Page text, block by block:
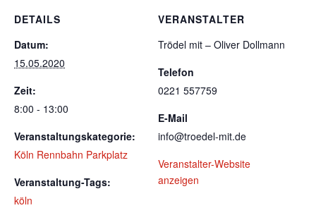
DETAILS
Datum:
15.05.2020
Zeit:
8:00 - 13:00
Veranstaltungskategorie:
Köln Rennbahn Parkplatz
Veranstaltung-Tags:
köln
VERANSTALTER
Trödel mit – Oliver Dollmann
Telefon
0221 557759
E-Mail
info@troedel-mit.de
Veranstalter-Website
anzeigen